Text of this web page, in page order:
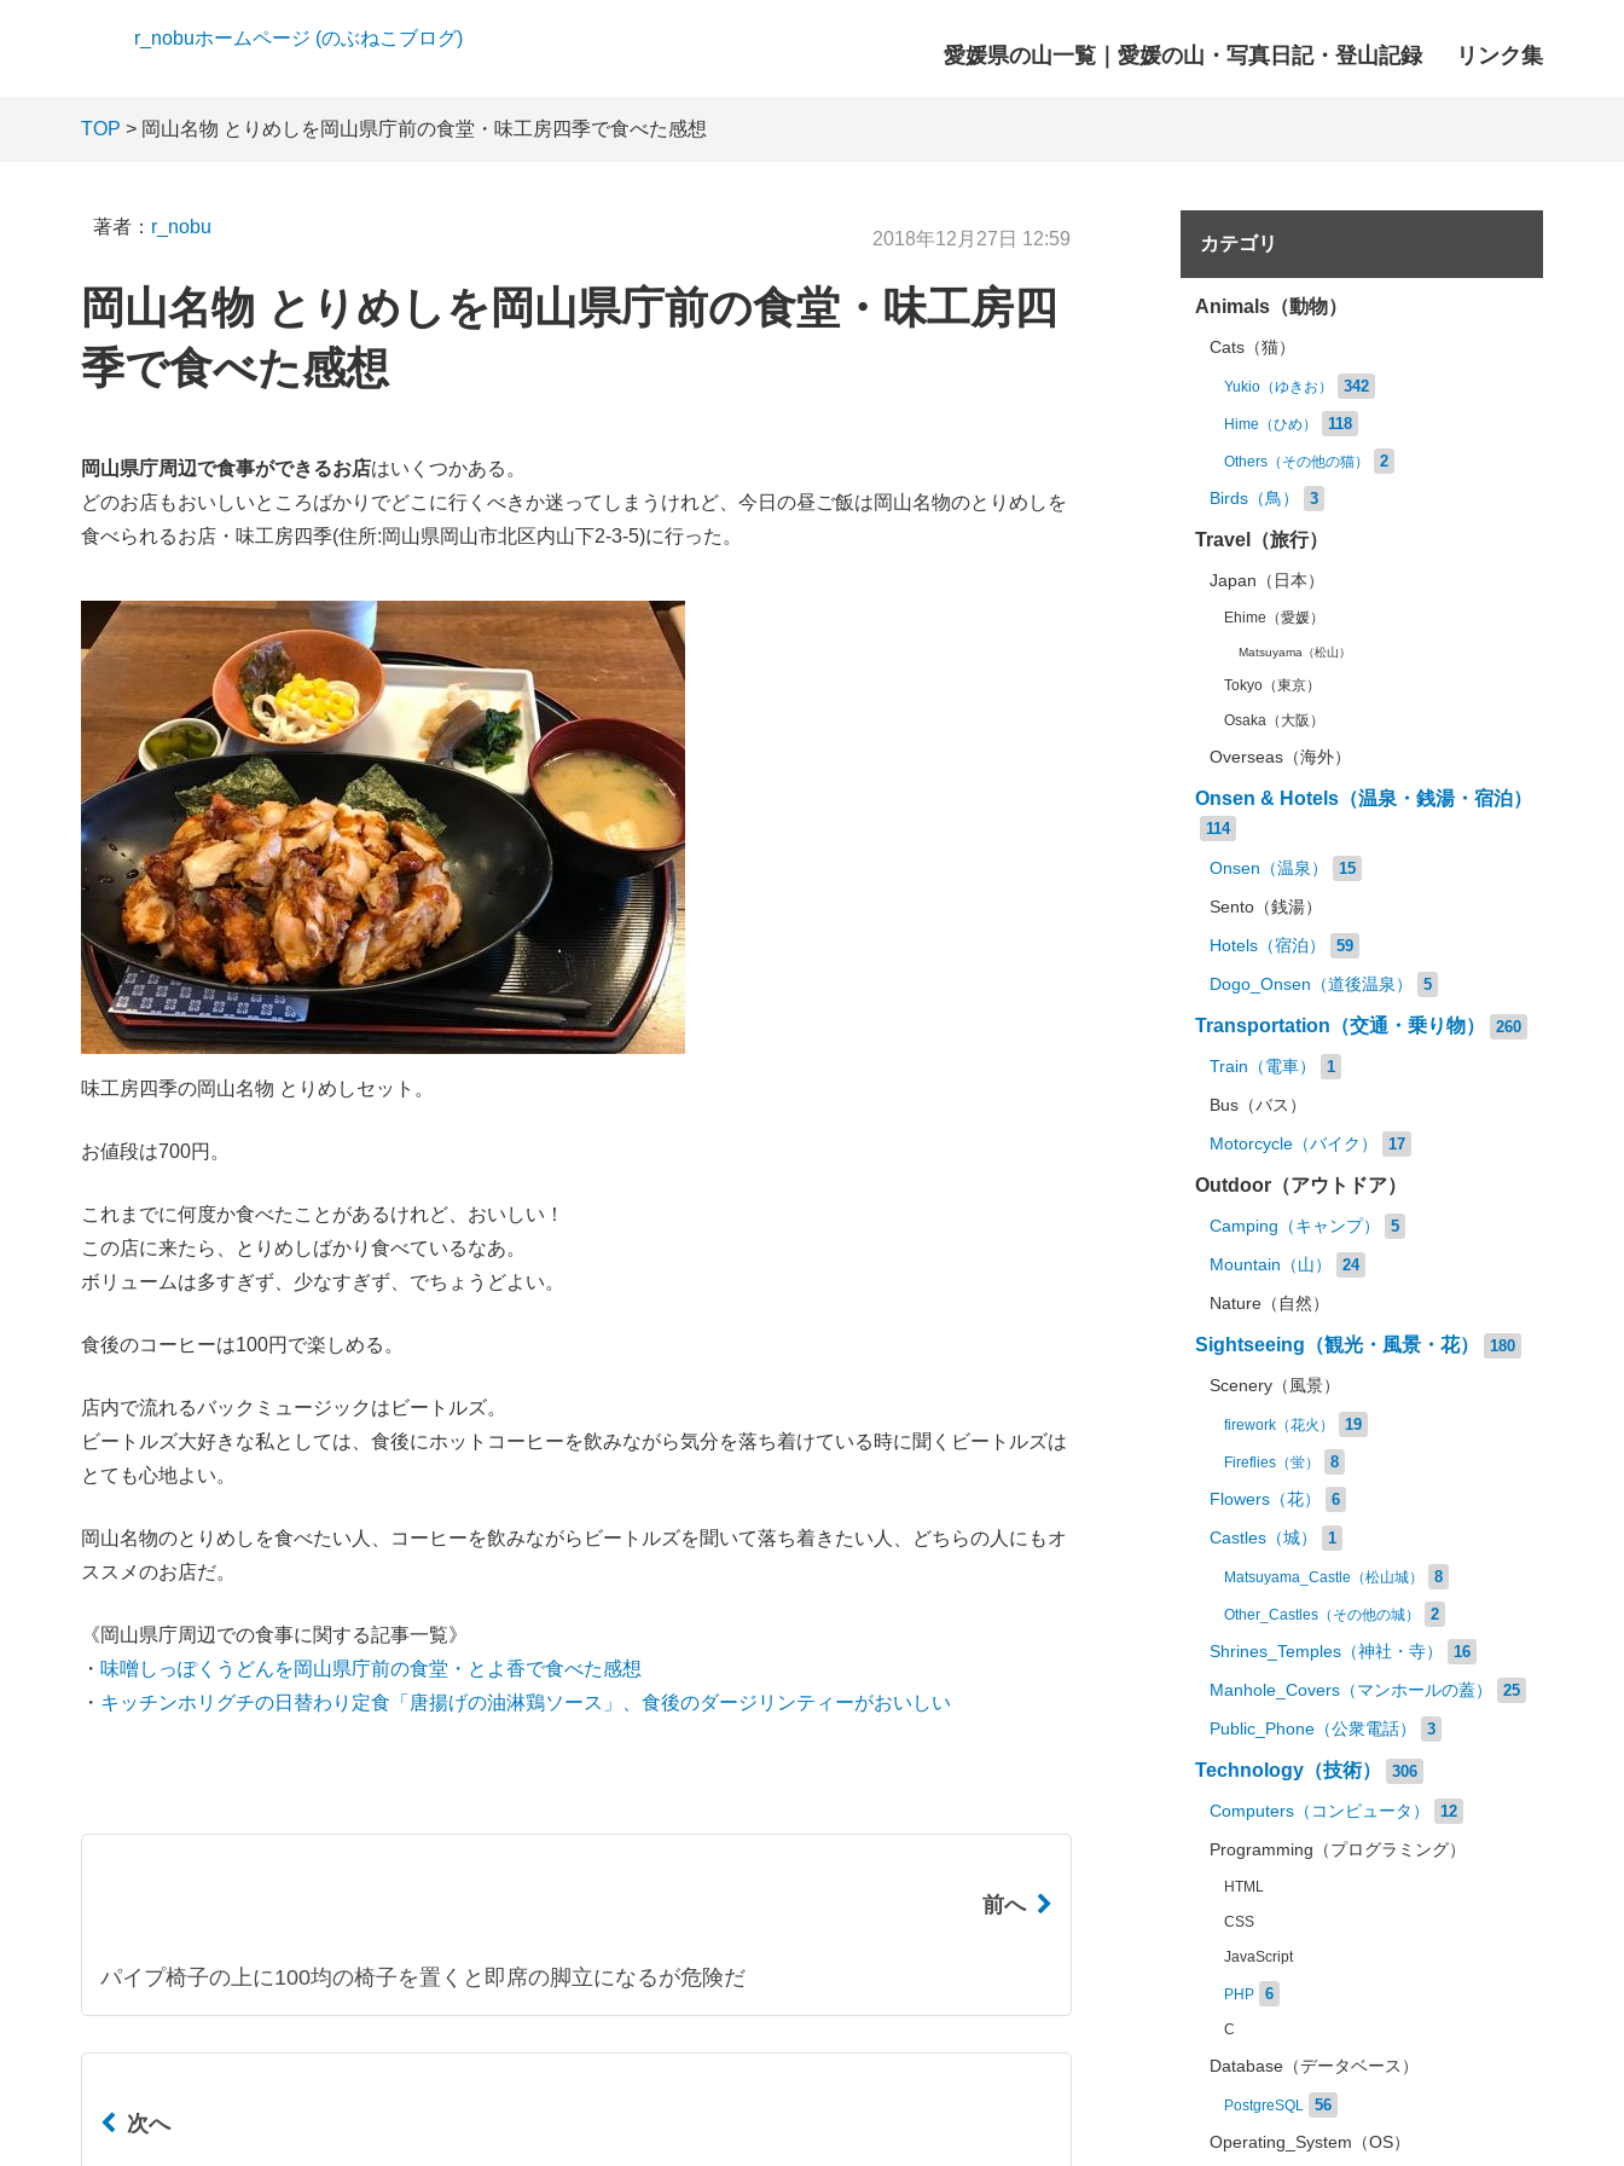
r_nobuホームページ (のぶねこブログ)
愛媛県の山一覧｜愛媛の山・写真日記・登山記録 リンク集
TOP > 岡山名物 とりめしを岡山県庁前の食堂・味工房四季で食べた感想
著者： r_nobu
2018年12月27日 12:59
岡山名物 とりめしを岡山県庁前の食堂・味工房四
季で食べた感想
岡山県庁周辺で食事ができるお店はいくつかある。
どのお店もおいしいところばかりでどこに行くべきか迷ってしまうけれど、今日の昼ご飯は岡山名物のとりめしを
食べられるお店・味工房四季(住所:岡山県岡山市北区内山下2-3-5)に行った。
味工房四季の岡山名物 とりめしセット。
お値段は700円。
これまでに何度か食べたことがあるけれど、おいしい！
この店に来たら、とりめしばかり食べているなあ。
ボリュームは多すぎず、少なすぎず、でちょうどよい。
食後のコーヒーは100円で楽しめる。
店内で流れるバックミュージックはビートルズ。
ビートルズ大好きな私としては、食後にホットコーヒーを飲みながら気分を落ち着けている時に聞くビートルズは
とても心地よい。
岡山名物のとりめしを食べたい人、コーヒーを飲みながらビートルズを聞いて落ち着きたい人、どちらの人にもオ
ススメのお店だ。
《岡山県庁周辺での食事に関する記事一覧》
・ 味噌しっぽくうどんを岡山県庁前の食堂・とよ香で食べた感想
・ キッチンホリグチの日替わり定食「唐揚げの油淋鶏ソース」、食後のダージリンティーがおいしい
前へ
パイプ椅子の上に100均の椅子を置くと即席の脚立になるが危険だ
次へ
カテゴリ
Animals（動物）
Cats（猫）
Yukio（ゆきお） 342
Hime（ひめ） 118
Others（その他の猫） 2
Birds（鳥） 3
Travel（旅行）
Japan（日本）
Ehime（愛媛）
Matsuyama（松山）
Tokyo（東京）
Osaka（大阪）
Overseas（海外）
Onsen & Hotels（温泉・銭湯・宿泊）
114
Onsen（温泉） 15
Sento（銭湯）
Hotels（宿泊） 59
Dogo_Onsen（道後温泉） 5
Transportation（交通・乗り物） 260
Train（電車） 1
Bus（バス）
Motorcycle（バイク） 17
Outdoor（アウトドア）
Camping（キャンプ） 5
Mountain（山） 24
Nature（自然）
Sightseeing（観光・風景・花） 180
Scenery（風景）
firework（花火） 19
Fireflies（蛍） 8
Flowers（花） 6
Castles（城） 1
Matsuyama_Castle（松山城） 8
Other_Castles（その他の城） 2
Shrines_Temples（神社・寺） 16
Manhole_Covers（マンホールの蓋） 25
Public_Phone（公衆電話） 3
Technology（技術） 306
Computers（コンピュータ） 12
Programming（プログラミング）
HTML
CSS
JavaScript
PHP 6
C
Database（データベース）
PostgreSQL 56
Operating_System（OS）